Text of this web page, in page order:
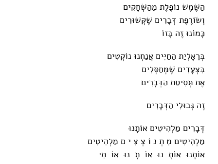
הַשֶּׁמֶשׁ נוֹפֶלֶת מֵהַשְּׁחָקִים
וְשׂוֹרֶפֶת דְּבָרִים שֶׁקְּשׁוּרִים
כָּמוֹנוּ זֶה בָּזוֹ
בְּרֵאָלְיַת הַחַיִּים אֲנַחְנוּ נוֹקְטִים
בִּצְעָדִים שֶׁמְּחַסְּלִים
אֶת תְּסִיסַת הַדְּבָרִים
זֶה גְּבוּלִי הַדְּבָרִים
דְּבָרִים מַלְהִיטִים אוֹתָנוּ
מַלְהִיטִים מִ תְ נ וֹ צְ צִ י ם מַלְהִיטִים
אוֹתָנוּ-אוֹתָ-נוּ-אוֹ-תָ-נוּ-אוֹ-תִי